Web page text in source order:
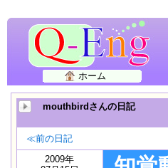
ホーム
mouthbirdさんの日記
≪前の日記
2009年